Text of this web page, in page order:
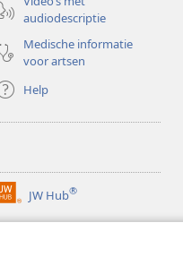
audiodescriptie
Medische informatie
voor artsen
Help
JW Hub®